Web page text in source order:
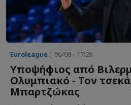
Euroleague | 06/08 - 17:28
Υποψήφιος από
Ολυμπιακό - Τον
Μπαρτζώκας